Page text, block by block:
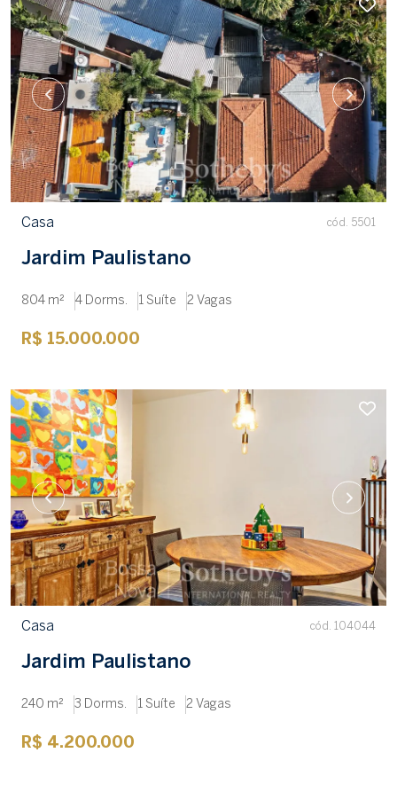
Casa cód. 5501
Jardim Paulistano
804 m² 4 Dorms. 1 Suíte 2 Vagas
R$ 15.000.000
Casa cód. 104044
Jardim Paulistano
240 m² 3 Dorms. 1 Suíte 2 Vagas
R$ 4.200.000